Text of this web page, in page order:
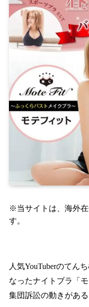
※当サイトは、海外
す。
人気YouTuberのてん
なったナイトブラ「
集団訴訟の動きがある